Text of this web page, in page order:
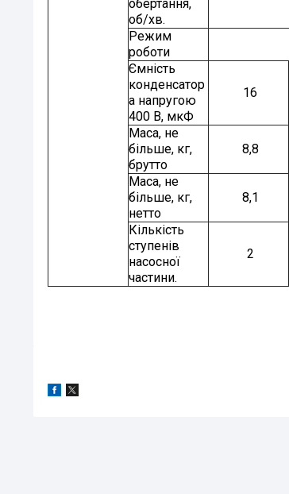
обертання,
об/хв.
Режим
роботи
Ємність
конденсатор
а напругою
400 В, мкФ
16
Маса, не
більше, кг,
брутто
8,8
Маса, не
більше, кг,
нетто
8,1
Кількість
ступенів
насосної
частини.
2